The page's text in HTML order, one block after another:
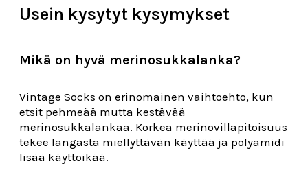
Usein kysytyt kysymykset
Mikä on hyvä merinosukkalanka?
Vintage Socks on erinomainen vaihtoehto, kun
etsit pehmeää mutta kestävää
merinosukkalankaa. Korkea merinovillapitoisuus
tekee langasta miellyttävän käyttää ja polyamidi
lisää käyttöikää.